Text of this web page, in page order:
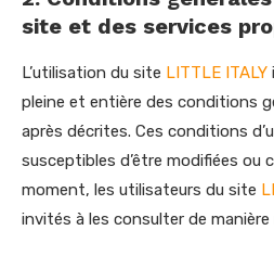
site et des services
L’utilisation du site LITTLE ITALY
pleine et entière des conditions
après décrites. Ces conditions
susceptibles d’être modifiées ou
moment, les utilisateurs du site
invités à les consulter de manière